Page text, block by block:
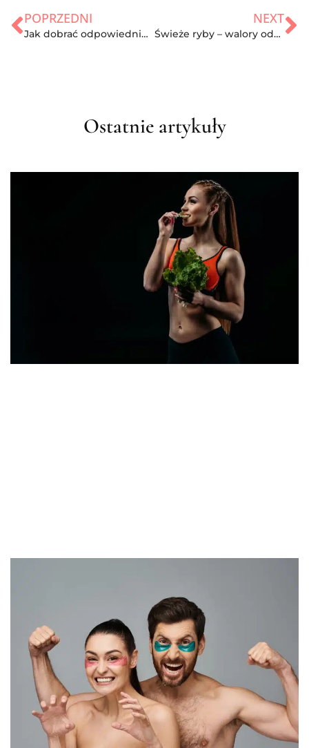
POPRZEDNI
Jak dobrać odpowiednie buty do fitnessu?
NEXT
Świeże ryby – walory odżywcze oraz zastosowanie w kuchni
Ostatnie artykuły